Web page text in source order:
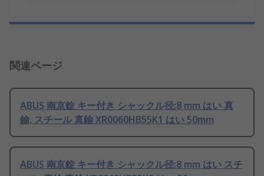
関連ページ
ABUS 南京錠 キー付き シャックル径:8 mm はい 真
鍮, スチール 真鍮 XR0060HB55K1 はい 50mm
ABUS 南京錠 キー付き シャックル径:8 mm はい スチ